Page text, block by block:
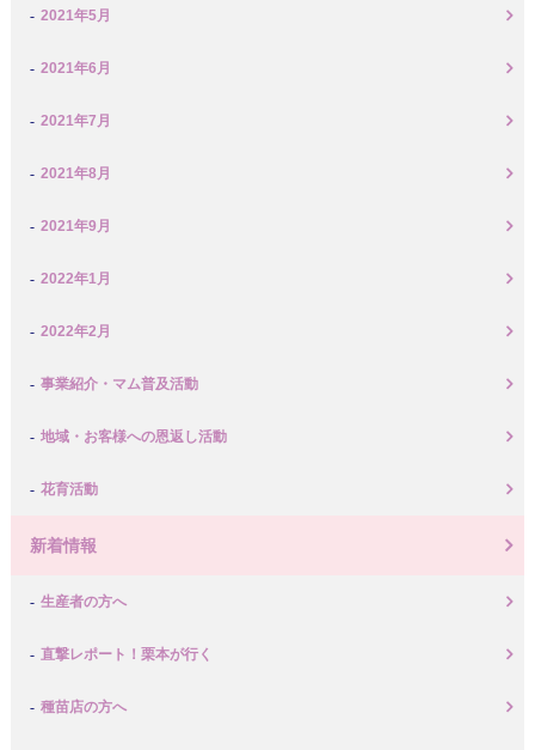
2021年5月
2021年6月
2021年7月
2021年8月
2021年9月
2022年1月
2022年2月
事業紹介・マム普及活動
地域・お客様への恩返し活動
花育活動
新着情報
生産者の方へ
直撃レポート！栗本が行く
種苗店の方へ